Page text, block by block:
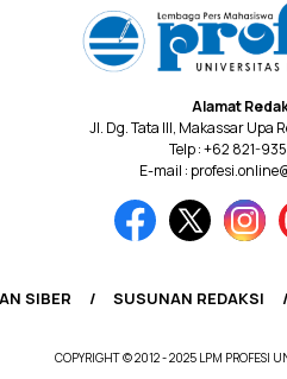
Alamat
Jl. Dg. Tata III, Makassar Upa
Telp : +62 821-
E-mail :
SIBER SUSUNAN REDAKSI
COPYRIGHT © 2012 - 2025 LPM PROFESI